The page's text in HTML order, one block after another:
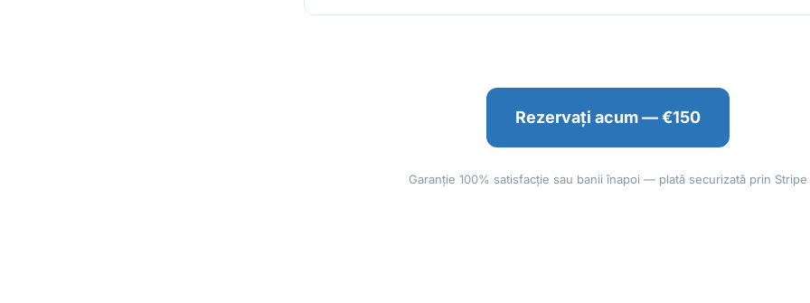
Rezervați acum — €150
Garanție 100% satisfacție sau banii înapoi — plată securizată prin Stripe